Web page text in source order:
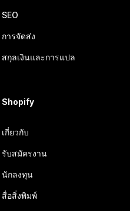
SEO
การจัดส่ง
สกุลเงินและการแปล
Shopify
เกี่ยวกับ
รับสมัครงาน
นักลงทุน
สื่อสิ่งพิมพ์